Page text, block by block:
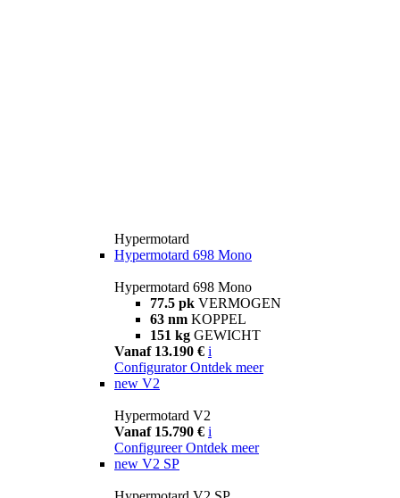
Hypermotard
Hypermotard 698 Mono
Hypermotard 698 Mono
77.5 pk VERMOGEN
63 nm KOPPEL
151 kg GEWICHT
Vanaf 13.190 € i
Configurator Ontdek meer
new V2
Hypermotard V2
Vanaf 15.790 € i
Configureer Ontdek meer
new V2 SP